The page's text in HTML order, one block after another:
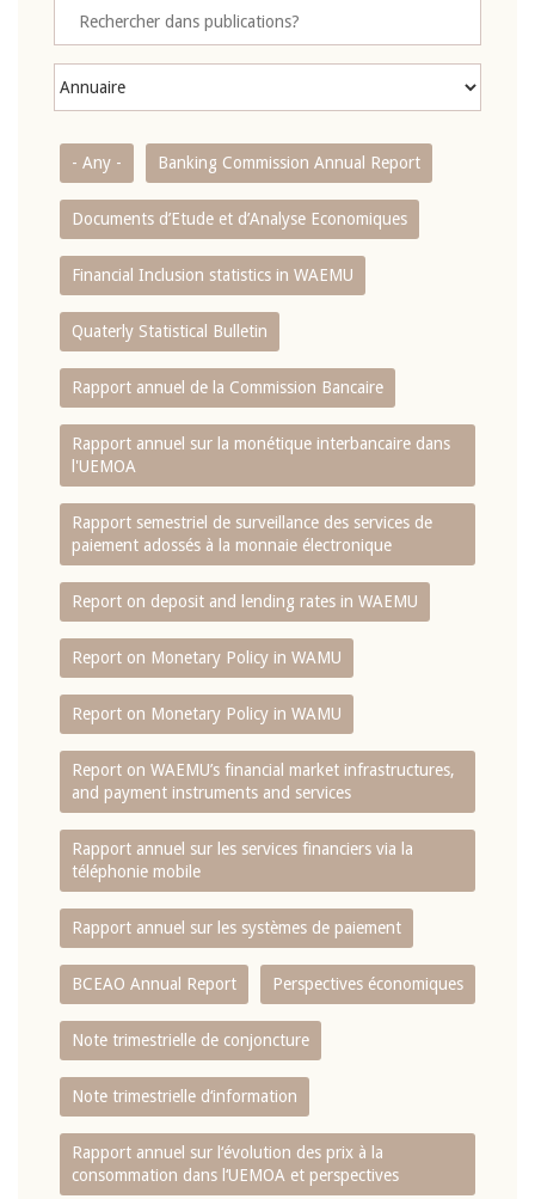
- Any - Banking Commission Annual Report
Documents d’Etude et d’Analyse Economiques
Financial Inclusion statistics in WAEMU
Quaterly Statistical Bulletin
Rapport annuel de la Commission Bancaire
Rapport annuel sur la monétique interbancaire dans
l'UEMOA
Rapport semestriel de surveillance des services de
paiement adossés à la monnaie électronique
Report on deposit and lending rates in WAEMU
Report on Monetary Policy in WAMU
Report on Monetary Policy in WAMU
Report on WAEMU’s financial market infrastructures,
and payment instruments and services
Rapport annuel sur les services financiers via la
téléphonie mobile
Rapport annuel sur les systèmes de paiement
BCEAO Annual Report Perspectives économiques
Note trimestrielle de conjoncture
Note trimestrielle d‘information
Rapport annuel sur l‘évolution des prix à la
consommation dans l‘UEMOA et perspectives